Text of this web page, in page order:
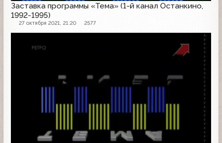
Заставка программы «Тема» (1-й канал Останкино,
1992-1995)
27 октября 2021, 21:20 2577